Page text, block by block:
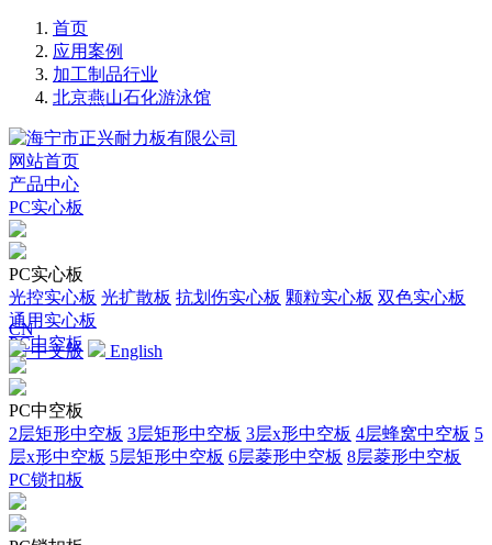
首页
应用案例
加工制品行业
北京燕山石化游泳馆
网站首页
产品中心
PC实心板
PC实心板
光控实心板 光扩散板 抗划伤实心板 颗粒实心板 双色实心板
通用实心板
PC中空板
PC中空板
2层矩形中空板 3层矩形中空板 3层x形中空板 4层蜂窝中空板 5
层x形中空板 5层矩形中空板 6层菱形中空板 8层菱形中空板
PC锁扣板
CN
中文版
English